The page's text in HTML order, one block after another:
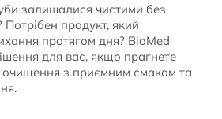
залишалися чистими без
продукт, який
протягом дня? BioMed
для вас, якщо прагнете
очищення з приємним смаком та